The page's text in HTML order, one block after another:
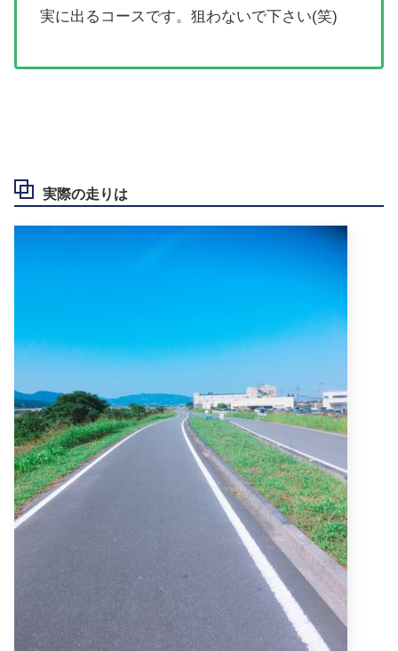
実に出るコースです。狙わないで下さい(笑)
実際の走りは